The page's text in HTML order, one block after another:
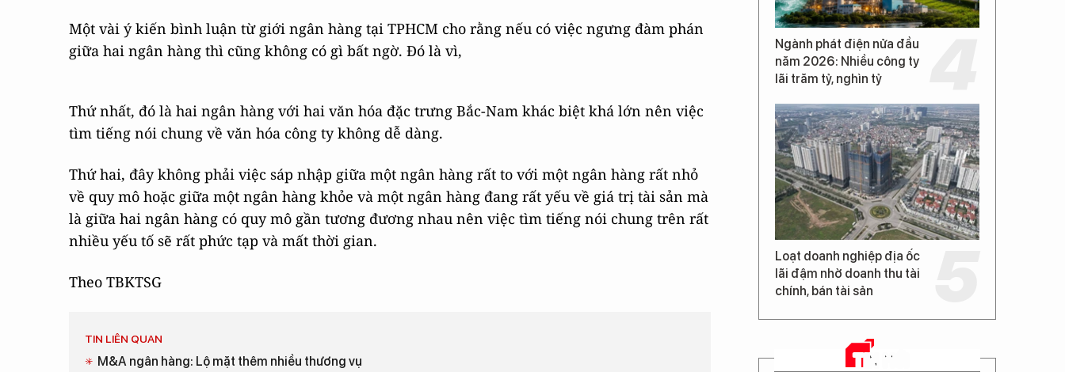
Một vài ý kiến bình luận từ giới ngân hàng tại TPHCM cho rằng nếu có việc ngưng đàm phán
giữa hai ngân hàng thì cũng không có gì bất ngờ. Đó là vì,
Thứ nhất, đó là hai ngân hàng với hai văn hóa đặc trưng Bắc-Nam khác biệt khá lớn nên việc
tìm tiếng nói chung về văn hóa công ty không dễ dàng.
Thứ hai, đây không phải việc sáp nhập giữa một ngân hàng rất to với một ngân hàng rất nhỏ
về quy mô hoặc giữa một ngân hàng khỏe và một ngân hàng đang rất yếu về giá trị tài sản mà
là giữa hai ngân hàng có quy mô gần tương đương nhau nên việc tìm tiếng nói chung trên rất
nhiều yếu tố sẽ rất phức tạp và mất thời gian.
Theo TBKTSG
TIN LIÊN QUAN
M&A ngân hàng: Lộ mặt thêm nhiều thương vụ
Ngành phát điện nửa đầu
năm 2026: Nhiều công ty
lãi trăm tỷ, nghìn tỷ
Loạt doanh nghiệp địa ốc
lãi đậm nhờ doanh thu tài
chính, bán tài sản
TIN MỚI